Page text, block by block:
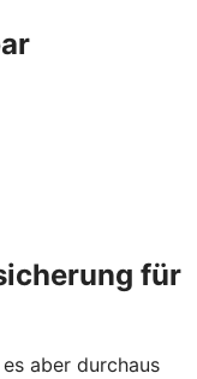
für
aber durchaus